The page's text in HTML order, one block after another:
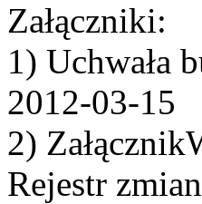
Załączniki:
1) Uchwała
2012-03-15
2)
Rejestr